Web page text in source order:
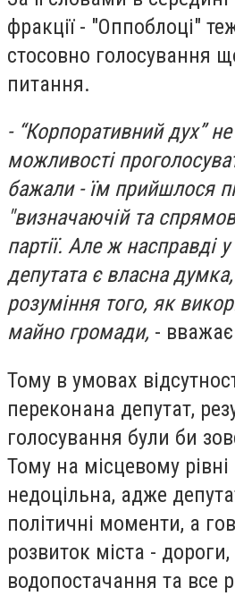
фракції - "Оппоблоці"
стосовно голосування
питання.
- “Корпоративний дух”
можливості
бажали - їм прийшлося
"визначаючій та
партії. Але ж насправді
депутата є власна
розуміння того, як
майно громади, -
Тому в умовах
переконана депутат,
голосування були би
Тому на місцевому рівні
недоцільна, адже
політичні моменти, а
розвиток міста - дороги,
водопостачання та все